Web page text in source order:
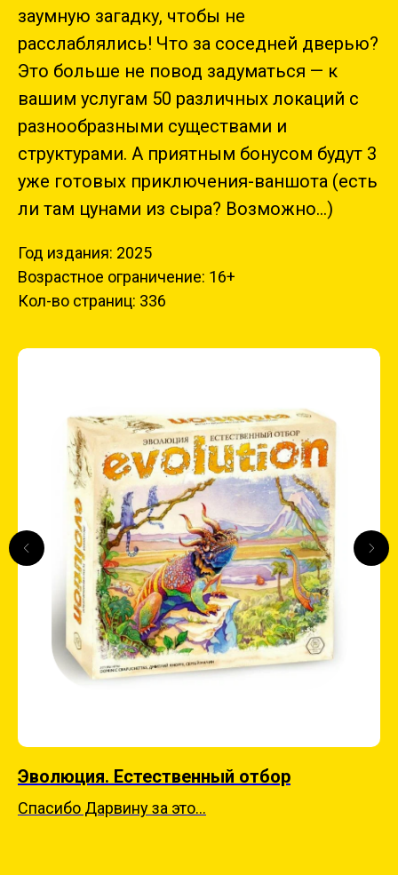
заумную загадку, чтобы не
расслаблялись! Что за соседней дверью?
Это больше не повод задуматься — к
вашим услугам 50 различных локаций с
разнообразными существами и
структурами. А приятным бонусом будут 3
уже готовых приключения-ваншота (есть
ли там цунами из сыра? Возможно...)
Год издания: 2025
Возрастное ограничение: 16+
Кол-во страниц: 336
Эволюция. Естественный отбор
Спасибо Дарвину за это...